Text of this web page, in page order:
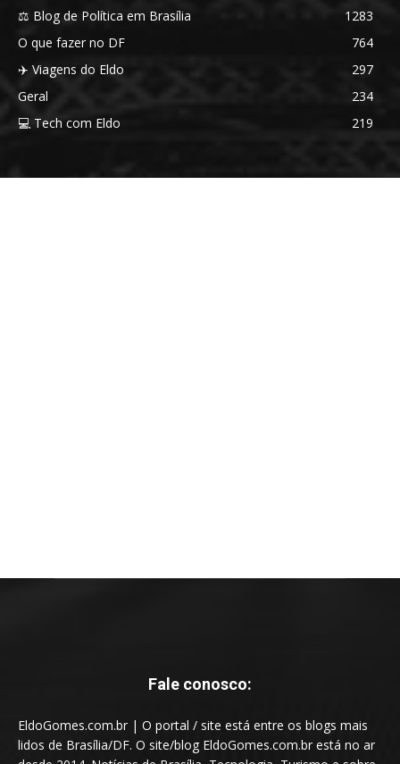
⚖️ Blog de Política em Brasília
1283
O que fazer no DF
764
✈️ Viagens do Eldo
297
Geral
234
💻 Tech com Eldo
219
Fale conosco:
EldoGomes.com.br | O portal / site está entre os blogs mais
lidos de Brasília/DF. O site/blog EldoGomes.com.br está no ar